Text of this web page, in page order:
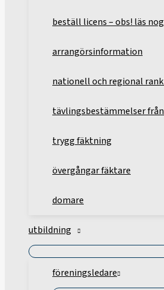
beställ licens – obs! läs
arrangörsinformation
nationell och regional
tävlingsbestämmelser från
trygg fäktning
övergångar fäktare
domare
utbildning
föreningsledare